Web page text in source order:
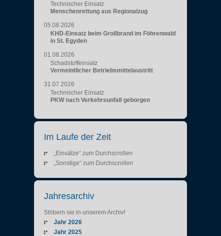
Technischer Einsatz
Menschenrettung aus Regionalzug
05.08.2026
KHD-Einsatz beim Großbrand im Föhrenwald
in St. Egyden
01.08.2026
Schadstoffeinsatz
Vermeintlicher Betriebsmittelaustritt
31.07.2026
Technischer Einsatz
PKW nach Verkehrsunfall geborgen
Im Laufe der Zeit
„Einsätze“ zum Durchscrollen
„Sonstige“ zum Durchscrollen
Jahresarchiv
Stöbern sie in unserem Archiv!
Jahr 2026
Jahr 2025